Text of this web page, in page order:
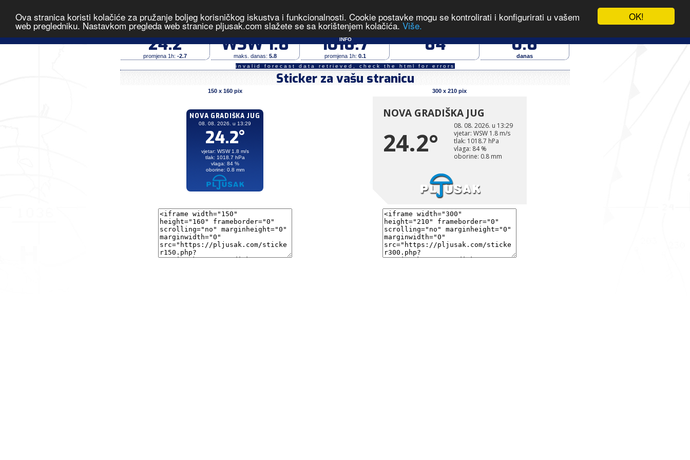
OK!
Ova stranica koristi kolačiće za pružanje boljeg korisničkog iskustva i funkcionalnosti. Cookie postavke mogu se kontrolirati i konfigurirati u vašem
web pregledniku. Nastavkom pregleda web stranice pljusak.com slažete se sa korištenjem kolačića. Više.
INFO
Nova Gradiška jug- izmjerene vrijednosti u 13:29 dana 08.08.2026.- IZVOR PODATAKA
temperatura (°C)
24.2
promjena 1h: -2.7
WSW 1.8
maks. danas: 5.8
tlak zraka (hPa)
1018.7
promjena 1h: 0.1
84 0.8
danas
invalid forecast data retrieved, check the html for errors
Sticker za vašu stranicu
150 x 160 pix 300 x 210 pix